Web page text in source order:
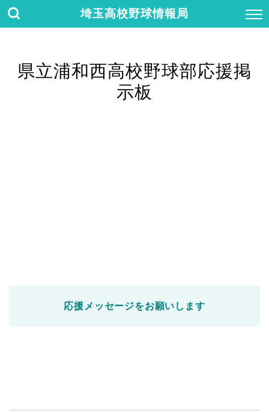
埼玉高校野球情報局
県立浦和西高校野球部応援掲
示板
応援メッセージをお願いします